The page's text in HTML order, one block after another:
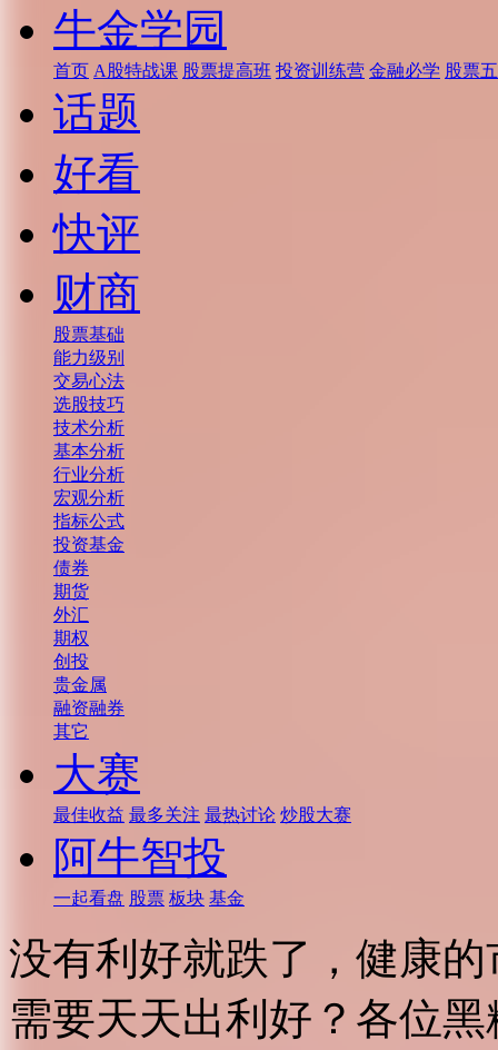
牛金学园
首页 A股特战课 股票提高班 投资训练营 金融必学 股票
话题
好看
快评
财商
股票基础
能力级别
交易心法
选股技巧
技术分析
基本分析
行业分析
宏观分析
指标公式
投资基金
债券
期货
外汇
期权
创投
贵金属
融资融券
其它
大赛
最佳收益 最多关注 最热讨论 炒股大赛
阿牛智投
一起看盘 股票 板块 基金
没有利好就跌了，健康
需要天天出利好？各位